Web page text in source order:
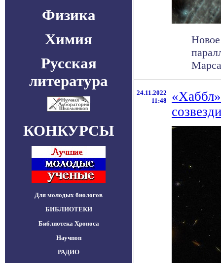
Физика
Химия
Русская
литература
КОНКУРСЫ
Для молодых биологов
БИБЛИОТЕКИ
Библиотека Хроноса
Научпоп
РАДИО
24.11.2022
11:48